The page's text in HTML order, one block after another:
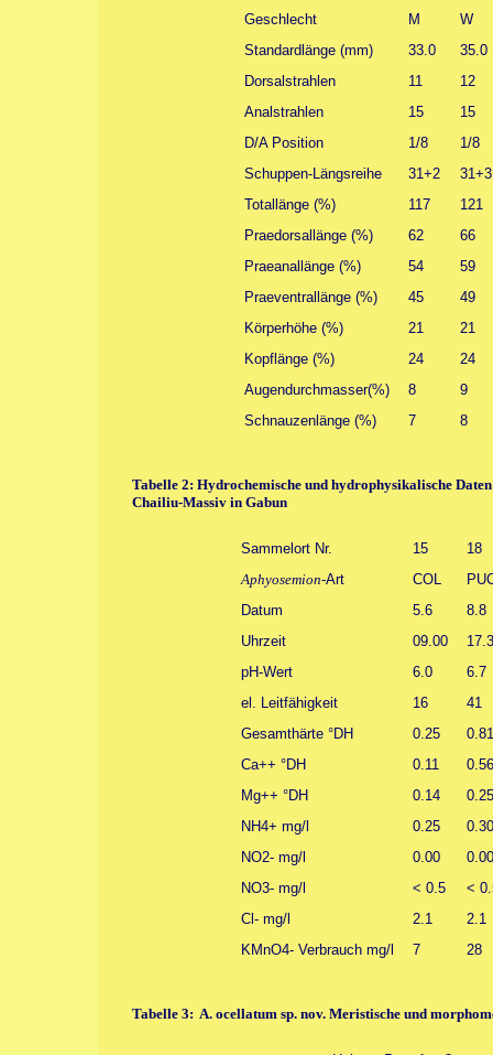
Geschlecht
M
W
Standardlänge (mm)
33.0
35.0
Dorsalstrahlen
11
12
Analstrahlen
15
15
D/A Position
1/8
1/8
Schuppen-Längsreihe
31+2
31+3
Totallänge (%)
117
121
Praedorsallänge (%)
62
66
Praeanallänge (%)
54
59
Praeventrallänge (%)
45
49
Körperhöhe (%)
21
21
Kopflänge (%)
24
24
Augendurchmasser(%)
8
9
Schnauzenlänge (%)
7 8
Tabelle 2: Hydrochemische und hydrophysikalische
Chailiu-Massiv in Gabun
Sammelort Nr. 15
18
Aphyosemion-Art COL
Datum
5.6
8.8
Uhrzeit
09.00
pH-Wert
6.0
6.7
el. Leitfähigkeit
16
41
Gesamthärte °DH
0.25
0.81
Ca++ °DH
0.11
0.56
Mg++ °DH
0.14
0.25
NH4+ mg/l
0.25
0.30
NO2- mg/l
0.00
0.00
NO3- mg/l
< 0.5
<
Cl- mg/l
2.1
2.1
KMnO4- Verbrauch mg/l
7 28
Tabelle 3: A. ocellatum sp. nov. Meristische und